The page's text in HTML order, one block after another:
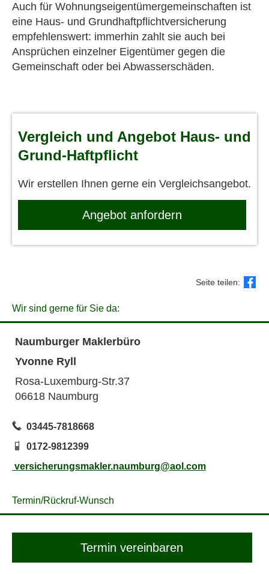
Auch für Wohnungseigentümergemeinschaften ist
eine Haus- und Grundhaftpflichtversicherung
empfehlenswert: immerhin zahlt sie auch bei
Ansprüchen einzelner Eigentümer gegen die
Gemeinschaft oder bei Abwasserschäden.
Vergleich und Angebot Haus- und
Grund-Haft­pflicht
Wir erstellen Ihnen gerne ein Vergleichsangebot.
An­ge­bot an­for­dern
Seite teilen:
Wir sind gerne für Sie da:
Naumburger Maklerbüro
Yvonne Ryll
Rosa-Luxemburg-Str.37
06618 Naumburg
03445-7818668
0172-9812399
versicherungsmakler.naumburg@aol.com
Termin/Rück­ruf-Wunsch
Termin ver­ein­baren